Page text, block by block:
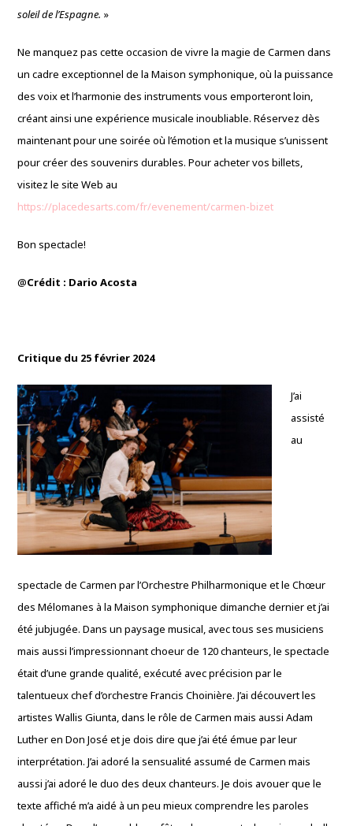
soleil de l’Espagne. »
Ne manquez pas cette occasion de vivre la magie de Carmen dans
un cadre exceptionnel de la Maison symphonique, où la puissance
des voix et l’harmonie des instruments vous emporteront loin,
créant ainsi une expérience musicale inoubliable. Réservez dès
maintenant pour une soirée où l’émotion et la musique s’unissent
pour créer des souvenirs durables. Pour acheter vos billets,
visitez le site Web au
https://placedesarts.com/fr/evenement/carmen-bizet
Bon spectacle!
@Crédit : Dario Acosta
Critique du 25 février 2024
J’ai
assisté
au
spectacle de Carmen par l’Orchestre Philharmonique et le Chœur
des Mélomanes à la Maison symphonique dimanche dernier et j’ai
été jubjugée. Dans un paysage musical, avec tous ses musiciens
mais aussi l’impressionnant choeur de 120 chanteurs, le spectacle
était d’une grande qualité, exécuté avec précision par le
talentueux chef d’orchestre Francis Choinière. J’ai découvert les
artistes Wallis Giunta, dans le rôle de Carmen mais aussi Adam
Luther en Don José et je dois dire que j’ai été émue par leur
interprétation. J’ai adoré la sensualité assumé de Carmen mais
aussi j’ai adoré le duo des deux chanteurs. Je dois avouer que le
texte affiché m’a aidé à un peu mieux comprendre les paroles